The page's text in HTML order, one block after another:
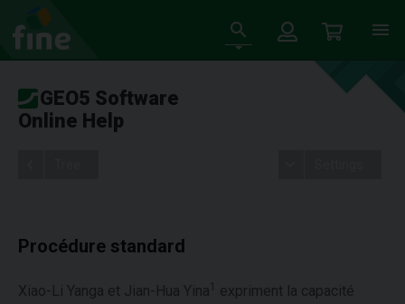
GEO5 Software
Online Help
Procédure standard
Xiao-Li Yanga et Jian-Hua Yina
expriment la capacité